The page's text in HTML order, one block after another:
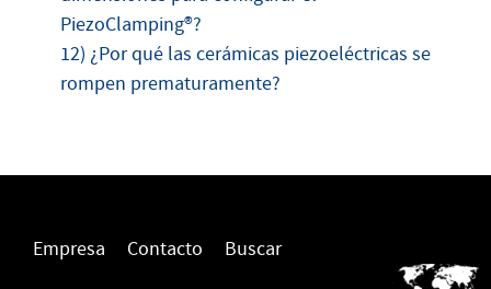
PiezoClamping®?
12) ¿Por qué las cerámicas piezoeléctricas se
rompen prematuramente?
Empresa Contacto Buscar